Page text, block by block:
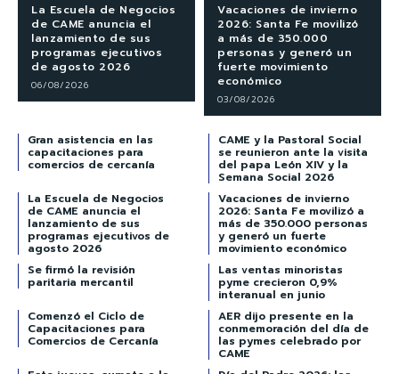
La Escuela de Negocios
de CAME anuncia el
lanzamiento de sus
programas ejecutivos
de agosto 2026
06/08/2026
Vacaciones de invierno
2026: Santa Fe movilizó
a más de 350.000
personas y generó un
fuerte movimiento
económico
03/08/2026
Gran asistencia en las
capacitaciones para
comercios de cercanía
CAME y la Pastoral Social
se reunieron ante la visita
del papa León XIV y la
Semana Social 2026
La Escuela de Negocios
de CAME anuncia el
lanzamiento de sus
programas ejecutivos de
agosto 2026
Vacaciones de invierno
2026: Santa Fe movilizó a
más de 350.000 personas
y generó un fuerte
movimiento económico
Se firmó la revisión
paritaria mercantil
Las ventas minoristas
pyme crecieron 0,9%
interanual en junio
Comenzó el Ciclo de
Capacitaciones para
Comercios de Cercanía
AER dijo presente en la
conmemoración del día de
las pymes celebrado por
CAME